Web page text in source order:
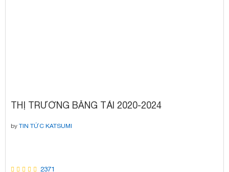
THỊ TRƯỜNG BĂNG TẢI 2020-2024
by TIN TỨC KATSUMI
2371